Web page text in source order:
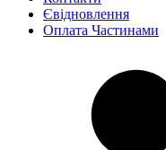
Євідновлення
Оплата Частинами